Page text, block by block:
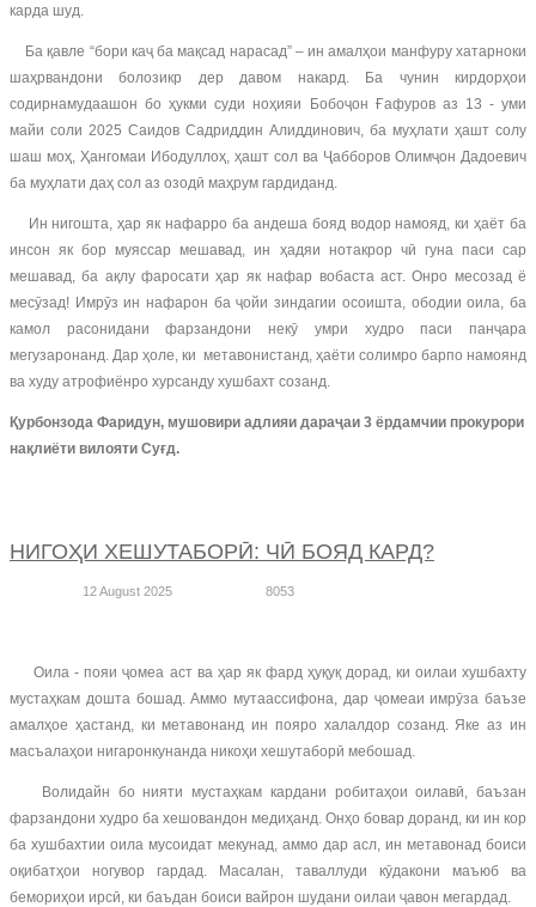
карда шуд.
Ба қавле “бори каҷ ба мақсад нарасад” – ин амалҳои манфуру хатарноки
шаҳрвандони болозикр дер давом накард. Ба чунин кирдорҳои
содирнамудаашон бо ҳукми суди ноҳияи Бобоҷон Ғафуров аз 13 - уми
майи соли 2025 Саидов Садриддин Алиддинович, ба муҳлати ҳашт солу
шаш моҳ, Ҳангомаи Ибодуллоҳ, ҳашт сол ва Ҷабборов Олимҷон Дадоевич
ба муҳлати даҳ сол аз озодӣ маҳрум гардиданд.
Ин нигошта, ҳар як нафарро ба андеша бояд водор намояд, ки ҳаёт ба
инсон як бор муяссар мешавад, ин ҳадяи нотакрор чӣ гуна паси сар
мешавад, ба ақлу фаросати ҳар як нафар вобаста аст. Онро месозад ё
месӯзад! Имрӯз ин нафарон ба ҷойи зиндагии осоишта, ободии оила, ба
камол расонидани фарзандони некӯ умри худро паси панҷара
мегузаронанд. Дар ҳоле, ки метавонистанд, ҳаёти солимро барпо намоянд
ва худу атрофиёнро хурсанду хушбахт созанд.
Қурбонзода Фаридун, мушовири адлияи дараҷаи 3 ёрдамчии прокурори
нақлиёти вилояти Суғд.
НИГОҲИ ХЕШУТАБОРӢ: ЧӢ БОЯД КАРД?
12 August 2025 8053
Оила - пояи ҷомеа аст ва ҳар як фард ҳуқуқ дорад, ки оилаи хушбахту
мустаҳкам дошта бошад. Аммо мутаассифона, дар ҷомеаи имрӯза баъзе
амалҳое ҳастанд, ки метавонанд ин пояро халалдор созанд. Яке аз ин
масъалаҳои нигаронкунанда никоҳи хешутаборӣ мебошад.
Волидайн бо нияти мустаҳкам кардани робитаҳои оилавӣ, баъзан
фарзандони худро ба хешовандон медиҳанд. Онҳо бовар доранд, ки ин кор
ба хушбахтии оила мусоидат мекунад, аммо дар асл, ин метавонад боиси
оқибатҳои ногувор гардад. Масалан, таваллуди кӯдакони маъюб ва
бемориҳои ирсӣ, ки баъдан боиси вайрон шудани оилаи ҷавон мегардад.